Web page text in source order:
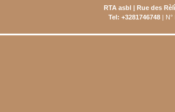
RTA asbl | Rue des
Tel: +3281746748| N°